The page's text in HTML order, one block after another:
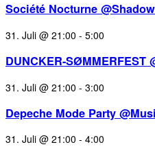
Société Nocturne
31. Juli @ 21:00 - 5:00
DUNCKER-SØMMERFEST
31. Juli @ 21:00 - 3:00
Depeche Mode Party
31. Juli @ 21:00 - 4:00